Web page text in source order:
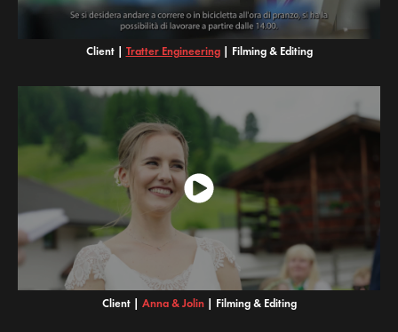
Client | Tratter Engineering Filming & Editing
Client | Anna & Jolin | Filming & Editing